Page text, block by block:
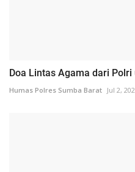
Doa Lintas Agama dari
Humas Polres Sumba Barat Jul 2,